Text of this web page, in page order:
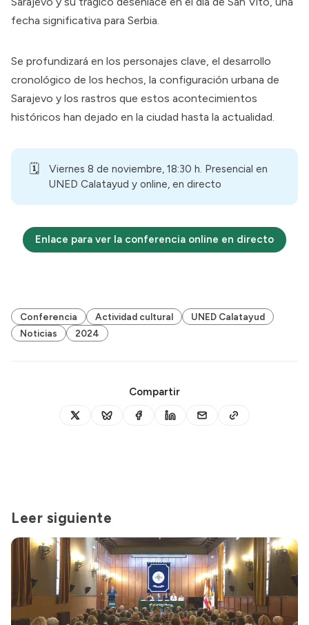
fecha significativa para Serbia.
Se profundizará en los personajes clave, el desarrollo
cronológico de los hechos, la configuración urbana de
Sarajevo y los rastros que estos acontecimientos
históricos han dejado en la ciudad hasta la actualidad.
🗓️
Viernes 8 de noviembre, 18:30 h. Presencial en
UNED Calatayud y online, en directo
Enlace para ver la conferencia online en directo
Conferencia Actividad cultural
UNED Calatayud
Noticias
2024
Compartir
Leer siguiente